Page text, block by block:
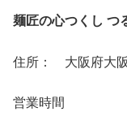
麺匠の心つくし つ
住所： 大阪府大
営業時間